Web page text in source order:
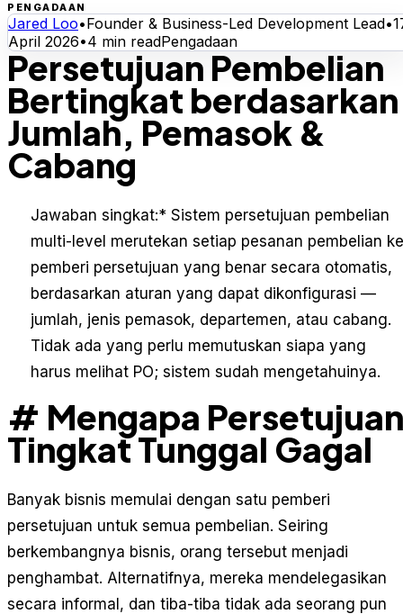
PENGADAAN
Jared Loo•Founder & Business-Led Development Lead•
April 2026•4 min readPengadaan
Persetujuan Pembelian
Bertingkat berdasarkan
Jumlah, Pemasok &
Cabang
Jawaban singkat:* Sistem persetujuan pembelian
multi-level merutekan setiap pesanan pembelian ke
pemberi persetujuan yang benar secara otomatis,
berdasarkan aturan yang dapat dikonfigurasi —
jumlah, jenis pemasok, departemen, atau cabang.
Tidak ada yang perlu memutuskan siapa yang
harus melihat PO; sistem sudah mengetahuinya.
# Mengapa Persetujuan
Tingkat Tunggal Gagal
Banyak bisnis memulai dengan satu pemberi
persetujuan untuk semua pembelian. Seiring
berkembangnya bisnis, orang tersebut menjadi
penghambat. Alternatifnya, mereka mendelegasikan
secara informal, dan tiba-tiba tidak ada seorang pun